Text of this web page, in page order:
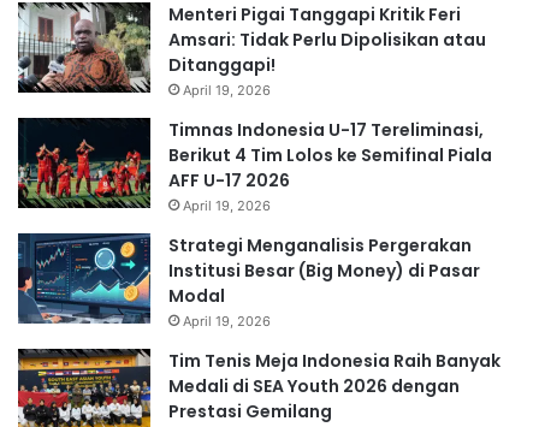
Menteri Pigai Tanggapi Kritik Feri
Amsari: Tidak Perlu Dipolisikan atau
Ditanggapi!
April 19, 2026
Timnas Indonesia U-17 Tereliminasi,
Berikut 4 Tim Lolos ke Semifinal Piala
AFF U-17 2026
April 19, 2026
Strategi Menganalisis Pergerakan
Institusi Besar (Big Money) di Pasar
Modal
April 19, 2026
Tim Tenis Meja Indonesia Raih Banyak
Medali di SEA Youth 2026 dengan
Prestasi Gemilang